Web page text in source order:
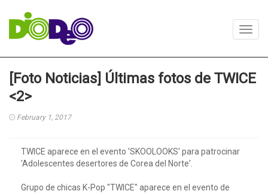
[Foto Noticias] Últimas fotos de TWICE
<2>
February 1, 2017
TWICE aparece en el evento 'SKOOLOOKS' para patrocinar
'Adolescentes desertores de Corea del Norte'.
Grupo de chicas K-Pop "TWICE" aparece en el evento de